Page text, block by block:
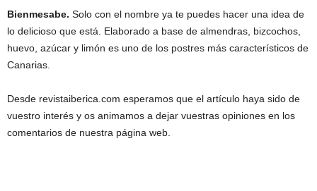
Bienmesabe. Solo con el nombre ya te puedes hacer una idea de
lo delicioso que está. Elaborado a base de almendras, bizcochos,
huevo, azúcar y limón es uno de los postres más característicos de
Canarias.
Desde revistaiberica.com esperamos que el artículo haya sido de
vuestro interés y os animamos a dejar vuestras opiniones en los
comentarios de nuestra página web.